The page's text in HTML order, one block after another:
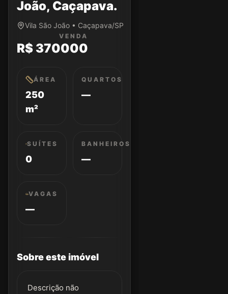
João, Caçapava.
Vila São João • Caçapava/SP
VENDA
R$ 370000
ÁREA
250
m²
QUARTOS
—
SUÍTES
0
BANHEIROS
—
VAGAS
—
Sobre este imóvel
Descrição não